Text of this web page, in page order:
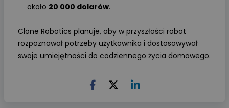
około 20 000 dolarów.
Clone Robotics planuje, aby w przyszłości robot
rozpoznawał potrzeby użytkownika i dostosowywał
swoje umiejętności do codziennego życia domowego.